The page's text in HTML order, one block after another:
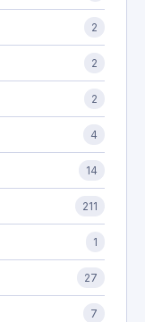
2
2
2
4
14
211
1
27
7